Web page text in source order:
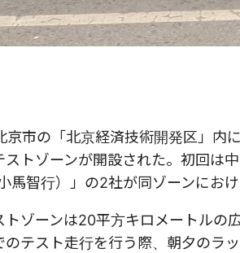
京市の「北京経済技術開発区」内
ストゾーンが開設された。初回は
馬智行）」の2社が同ゾーンにお
トゾーンは20平方キロメートルの
のテスト走行を行う際、朝夕のラ